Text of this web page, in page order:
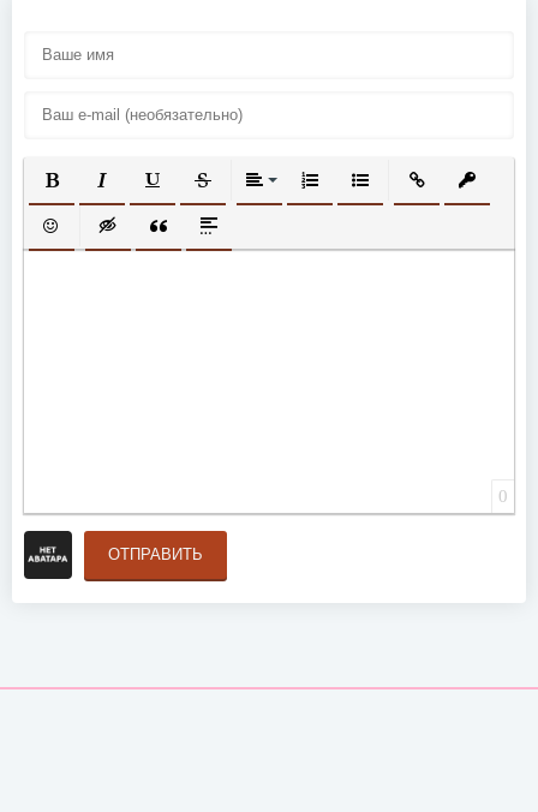
ПОЛУЖИРНЫЙ
КУРСИВПОДЧЕРКНУТЫЙ
ЗАЧЕРКНУТЫЙВЫРАВНИВАНИЕ
НУМЕРОВАННЫЙ СПИСОК
МАРКИРОВАННЫЙ
ВСТАВИТЬ
ВСТАВИТЬ СМАЙЛИК
ВСТАВКА СКРЫТОГО ТЕКСТА
ВСТАВКА ЦИТАТЫ
ВСТАВКА СПОЙЛЕРА
0
ОТПРАВИТЬ